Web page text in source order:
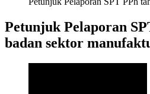
Petunjuk Pelaporan
badan sektor